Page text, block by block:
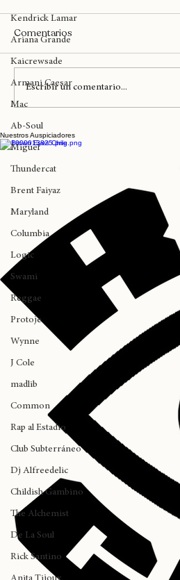
Mac Miller
Anderson Paak
Kendrick Lamar
Ariana Grande
Kaicrewsade
Armani Caesar
Mac
Ab-Soul
Miguel
Thundercat
Brent Faiyaz
Maryland
Columbia
Logic
Swami
Reggae
Protoje
Wynne
J Cole
madlib
Common
Rap al Estadio
Club Subterráneo
Dj Alfreedelic
Childish Gambino
The Alchemist
De La Soul
Ritmo Culto comenzó la
Comentarios
Escribir un comentario...
Nuestros Auspiciadores